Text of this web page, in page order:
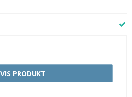
VIS PRODUKT